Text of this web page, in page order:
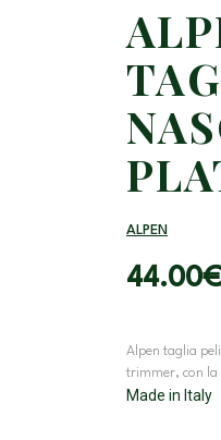
ALPEN
Alpen taglia
trimmer, con la
Made in Italy
44.00